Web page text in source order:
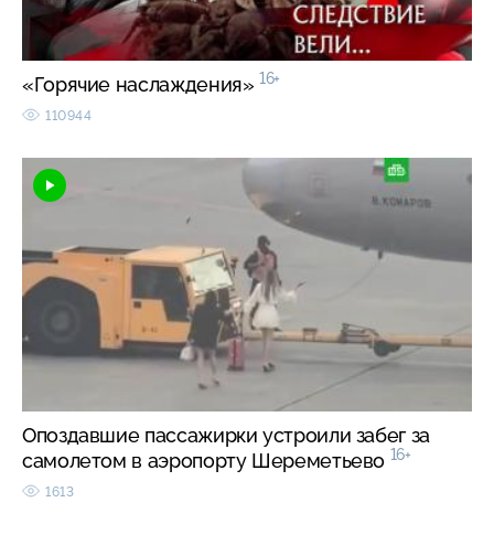
«Горячие наслаждения» 16+
110944
Опоздавшие пассажирки устроили забег за
самолетом в аэропорту Шереметьево 16+
1613